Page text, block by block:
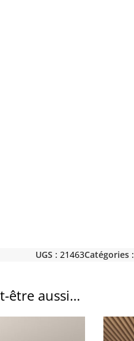
UGS : 21463Catégories :
être aussi…